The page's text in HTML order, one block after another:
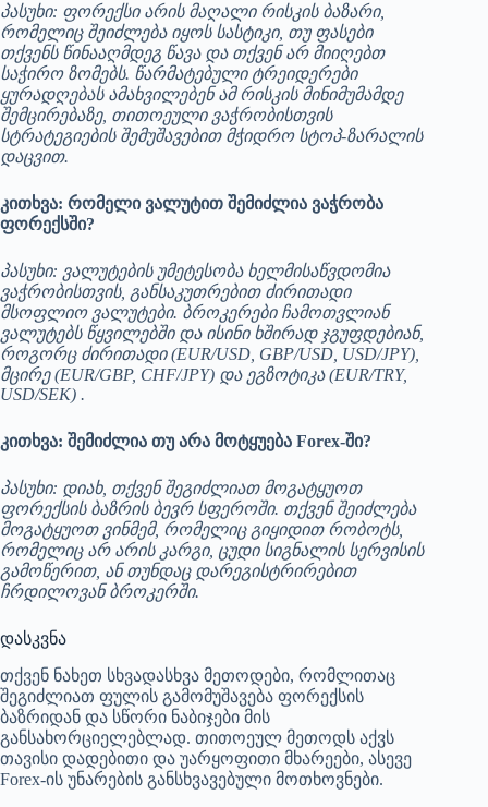
პასუხი: ფორექსი არის მაღალი რისკის ბაზარი,
რომელიც შეიძლება იყოს სასტიკი, თუ ფასები
თქვენს წინააღმდეგ წავა და თქვენ არ მიიღებთ
საჭირო ზომებს. წარმატებული ტრეიდერები
ყურადღებას ამახვილებენ ამ რისკის მინიმუმამდე
შემცირებაზე, თითოეული ვაჭრობისთვის
სტრატეგიების შემუშავებით მჭიდრო სტოპ-ზარალის
დაცვით.
კითხვა: რომელი ვალუტით შემიძლია ვაჭრობა
ფორექსში?
პასუხი: ვალუტების უმეტესობა ხელმისაწვდომია
ვაჭრობისთვის, განსაკუთრებით ძირითადი
მსოფლიო ვალუტები. ბროკერები ჩამოთვლიან
ვალუტებს წყვილებში და ისინი ხშირად ჯგუფდებიან,
როგორც ძირითადი (EUR/USD, GBP/USD, USD/JPY),
მცირე (EUR/GBP, CHF/JPY) და ეგზოტიკა (EUR/TRY,
USD/SEK) .
კითხვა: შემიძლია თუ არა მოტყუება Forex-ში?
პასუხი: დიახ, თქვენ შეგიძლიათ მოგატყუოთ
ფორექსის ბაზრის ბევრ სფეროში. თქვენ შეიძლება
მოგატყუოთ ვინმემ, რომელიც გიყიდით რობოტს,
რომელიც არ არის კარგი, ცუდი სიგნალის სერვისის
გამოწერით, ან თუნდაც დარეგისტრირებით
ჩრდილოვან ბროკერში.
დასკვნა
თქვენ ნახეთ სხვადასხვა მეთოდები, რომლითაც
შეგიძლიათ ფულის გამომუშავება ფორექსის
ბაზრიდან და სწორი ნაბიჯები მის
განსახორციელებლად. თითოეულ მეთოდს აქვს
თავისი დადებითი და უარყოფითი მხარეები, ასევე
Forex-ის უნარების განსხვავებული მოთხოვნები.